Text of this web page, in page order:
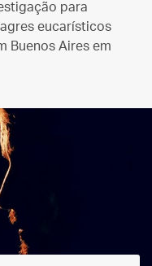
para
eucarísticos
Buenos Aires em